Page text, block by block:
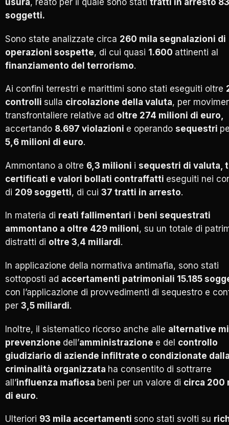
usura, reato per il quale sono stati tratti in arresto 83
soggetti.
Sono state analizzate circa 260 mila segnalazioni di
operazioni sospette, di cui quasi 1.600 attinenti al
finanziamento del terrorismo.
Ai confini terrestri e marittimi sono stati eseguiti oltre
controlli sulla circolazione della valuta, per
transfrontaliere relative ad oltre 274 milioni di euro,
accertando 8.697 violazioni e operando sequestri
5,6 milioni di euro.
Ammontano a oltre 6,3 milioni i sequestri di valuta,
certificati e valori bollati contraffatti eseguiti nei
di 209 soggetti, di cui 37 tratti in arresto.
In materia di reati fallimentari i beni sequestrati
ammontano a oltre 429 milioni, su un totale di
distratti di oltre 3,4 miliardi.
In applicazione della normativa antimafia, sono stati
sottoposti ad accertamenti patrimoniali 15.185
con l’applicazione di provvedimenti di sequestro e
per 3,5 miliardi.
Inoltre, il sistematico ricorso anche alle alternative
prevenzione dell’amministrazione e del controllo
giudiziario di aziende infiltrate o condizionate
criminalità organizzata ha consentito di sottrarre
all’influenza mafiosa beni per un valore di circa 200
di euro.
Ulteriori 93 mila accertamenti sono stati svolti su